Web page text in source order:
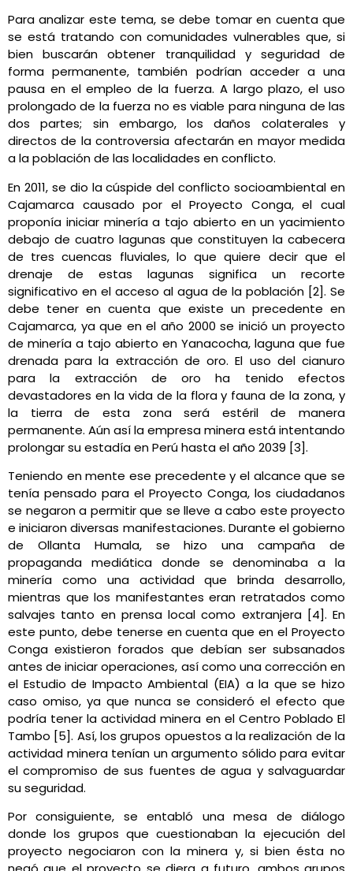
Para analizar este tema, se debe tomar en cuenta que
se está tratando con comunidades vulnerables que, si
bien buscarán obtener tranquilidad y seguridad de
forma permanente, también podrían acceder a una
pausa en el empleo de la fuerza. A largo plazo, el uso
prolongado de la fuerza no es viable para ninguna de las
dos partes; sin embargo, los daños colaterales y
directos de la controversia afectarán en mayor medida
a la población de las localidades en conflicto.
En 2011, se dio la cúspide del conflicto socioambiental en
Cajamarca causado por el Proyecto Conga, el cual
proponía iniciar minería a tajo abierto en un yacimiento
debajo de cuatro lagunas que constituyen la cabecera
de tres cuencas fluviales, lo que quiere decir que el
drenaje de estas lagunas significa un recorte
significativo en el acceso al agua de la población [2]. Se
debe tener en cuenta que existe un precedente en
Cajamarca, ya que en el año 2000 se inició un proyecto
de minería a tajo abierto en Yanacocha, laguna que fue
drenada para la extracción de oro. El uso del cianuro
para la extracción de oro ha tenido efectos
devastadores en la vida de la flora y fauna de la zona, y
la tierra de esta zona será estéril de manera
permanente. Aún así la empresa minera está intentando
prolongar su estadía en Perú hasta el año 2039 [3].
Teniendo en mente ese precedente y el alcance que se
tenía pensado para el Proyecto Conga, los ciudadanos
se negaron a permitir que se lleve a cabo este proyecto
e iniciaron diversas manifestaciones. Durante el gobierno
de Ollanta Humala, se hizo una campaña de
propaganda mediática donde se denominaba a la
minería como una actividad que brinda desarrollo,
mientras que los manifestantes eran retratados como
salvajes tanto en prensa local como extranjera [4]. En
este punto, debe tenerse en cuenta que en el Proyecto
Conga existieron forados que debían ser subsanados
antes de iniciar operaciones, así como una corrección en
el Estudio de Impacto Ambiental (EIA) a la que se hizo
caso omiso, ya que nunca se consideró el efecto que
podría tener la actividad minera en el Centro Poblado El
Tambo [5]. Así, los grupos opuestos a la realización de la
actividad minera tenían un argumento sólido para evitar
el compromiso de sus fuentes de agua y salvaguardar
su seguridad.
Por consiguiente, se entabló una mesa de diálogo
donde los grupos que cuestionaban la ejecución del
proyecto negociaron con la minera y, si bien ésta no